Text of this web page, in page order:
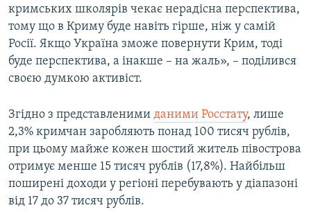
кримських школярів чекає нерадісна перспектива,
тому що в Криму буде навіть гірше, ніж у самій
Росії. Якщо Україна зможе повернути Крим, тоді
буде перспектива, а інакше – на жаль», – поділився
своєю думкою активіст.
Згідно з представленими даними Росстату, лише
2,3% кримчан заробляють понад 100 тисяч рублів,
при цьому майже кожен шостий житель півострова
отримує менше 15 тисяч рублів (17,8%). Найбільш
поширені доходи у регіоні перебувають у діапазоні
від 17 до 37 тисяч рублів.